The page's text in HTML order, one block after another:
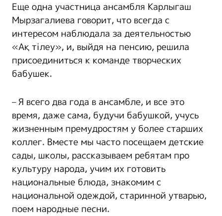
Еще одна участница ансамбля Карлыгаш
Мырзагалиева говорит, что всегда с
интересом наблюдала за деятельностью
«Ақ тілеу», и, выйдя на пенсию, решила
присоединиться к команде творческих
бабушек.
– Я всего два года в ансамбле, и все это
время, даже сама, будучи бабушкой, учусь
жизненным премудростям у более старших
коллег. Вместе мы часто посещаем детские
сады, школы, рассказываем ребятам про
культуру народа, учим их готовить
национальные блюда, знакомим с
национальной одеждой, старинной утварью,
поем народные песни.